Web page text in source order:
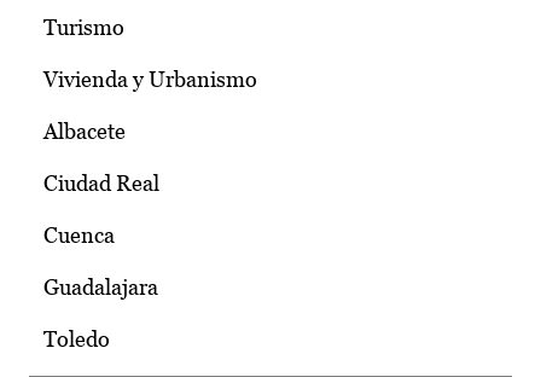
Turismo
Vivienda y Urbanismo
Albacete
Ciudad Real
Cuenca
Guadalajara
Toledo